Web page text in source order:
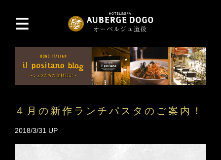
４月の新作ランチパスタのご案内！
2018/3/31 UP